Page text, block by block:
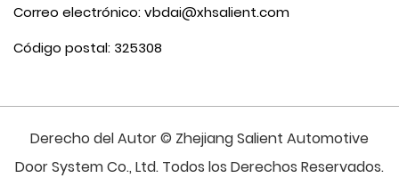
Correo electrónico:vbdai@xhsalient.com
Código postal: 325308
Derecho del Autor © Zhejiang Salient Automotive
Door System Co., Ltd. Todos los Derechos Reservados.